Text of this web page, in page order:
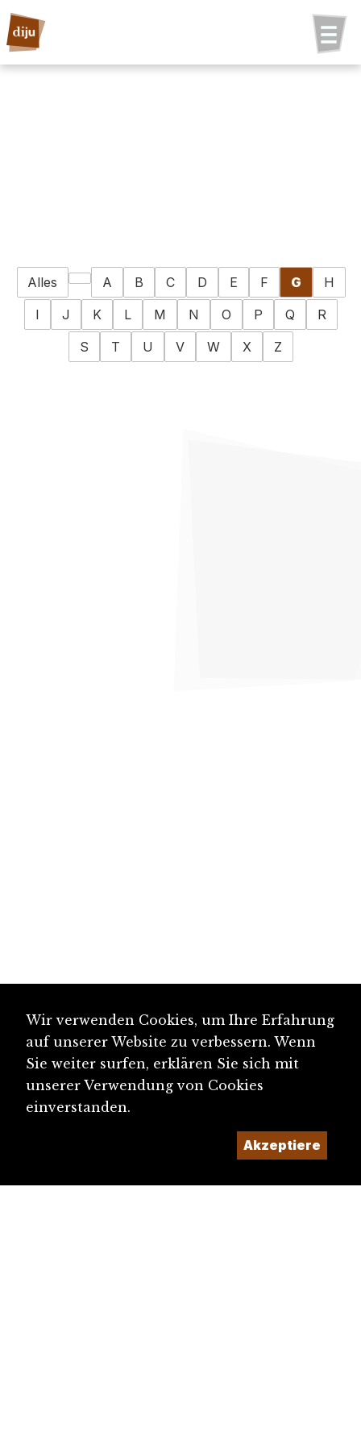
Alles A B C D E F G
H
I
J K L M N O P Q
R
S
T U V W X Z
Wir verwenden Cookies, um Ihre Erfahrung
auf unserer Website zu verbessern. Wenn
Sie weiter surfen, erklären Sie sich mit
unserer Verwendung von Cookies
einverstanden.
Akzeptiere